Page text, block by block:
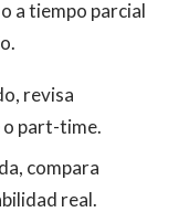
a tiempo parcial
revisa
o part-time.
compara
real.